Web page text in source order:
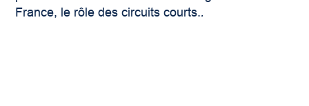
France, le rôle des circuits courts..